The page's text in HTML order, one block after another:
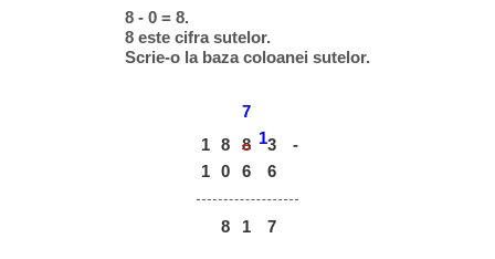
8 - 0 = 8.
8 este cifra sutelor.
Scrie-o la baza coloanei sutelor.
7
1 8 8 13
-
1 0 6 6
8 1 7